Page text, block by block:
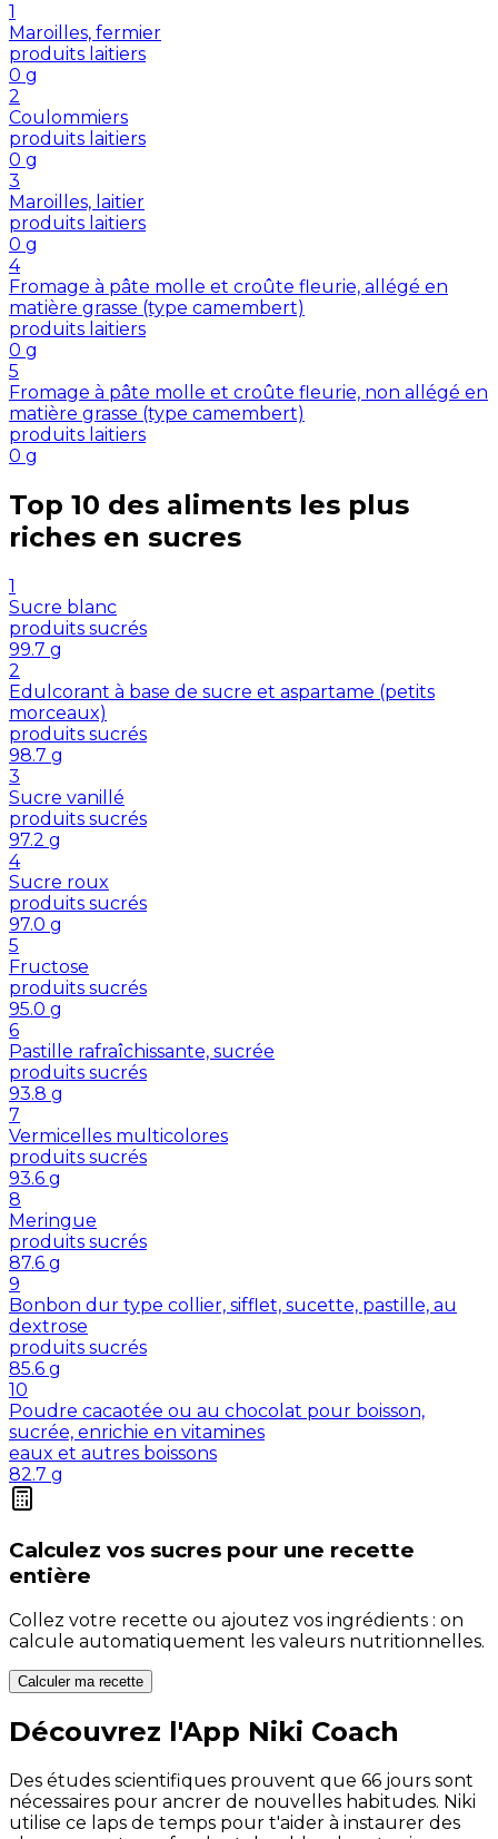
1
Maroilles, fermier
produits laitiers
0 g
2
Coulommiers
produits laitiers
0 g
3
Maroilles, laitier
produits laitiers
0 g
4
Fromage à pâte molle et croûte fleurie, allégé en
matière grasse (type camembert)
produits laitiers
0 g
5
Fromage à pâte molle et croûte fleurie, non allégé en
matière grasse (type camembert)
produits laitiers
0 g
Top 10 des aliments les plus
riches en sucres
1
Sucre blanc
produits sucrés
99.7 g
2
Edulcorant à base de sucre et aspartame (petits
morceaux)
produits sucrés
98.7 g
3
Sucre vanillé
produits sucrés
97.2 g
4
Sucre roux
produits sucrés
97.0 g
5
Fructose
produits sucrés
95.0 g
6
Pastille rafraîchissante, sucrée
produits sucrés
93.8 g
7
Vermicelles multicolores
produits sucrés
93.6 g
8
Meringue
produits sucrés
87.6 g
9
Bonbon dur type collier, sifflet, sucette, pastille, au
dextrose
produits sucrés
85.6 g
10
Poudre cacaotée ou au chocolat pour boisson,
sucrée, enrichie en vitamines
eaux et autres boissons
82.7 g
Calculez vos sucres pour une recette
entière
Collez votre recette ou ajoutez vos ingrédients : on
calcule automatiquement les valeurs nutritionnelles.
Calculer ma recette
Découvrez l'App Niki Coach
Des études scientifiques prouvent que 66 jours sont
nécessaires pour ancrer de nouvelles habitudes. Niki
utilise ce laps de temps pour t'aider à instaurer des